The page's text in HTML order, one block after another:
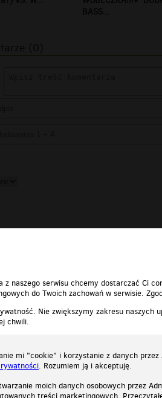
naszego serwisu chcemy dostarczać Ci
do Twoich zachowań w serwisie.
Nie zwiększymy zakresu naszych
chwili.
mi "cookie" i korzystanie z danych
. Rozumiem ją i akceptuję.
moich danych osobowych przez